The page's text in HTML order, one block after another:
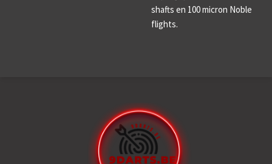
shafts en 100 micron Noble
flights.